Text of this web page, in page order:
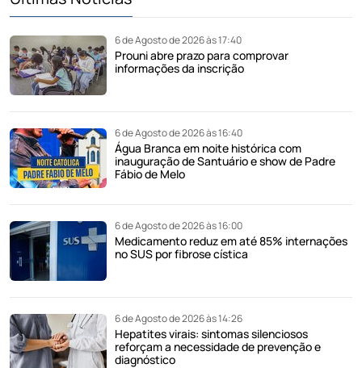
6 de Agosto de 2026 às 17:40
Prouni abre prazo para comprovar
informações da inscrição
6 de Agosto de 2026 às 16:40
Água Branca em noite histórica com
inauguração de Santuário e show de Padre
Fábio de Melo
6 de Agosto de 2026 às 16:00
Medicamento reduz em até 85% internações
no SUS por fibrose cística
6 de Agosto de 2026 às 14:26
Hepatites virais: sintomas silenciosos
reforçam a necessidade de prevenção e
diagnóstico